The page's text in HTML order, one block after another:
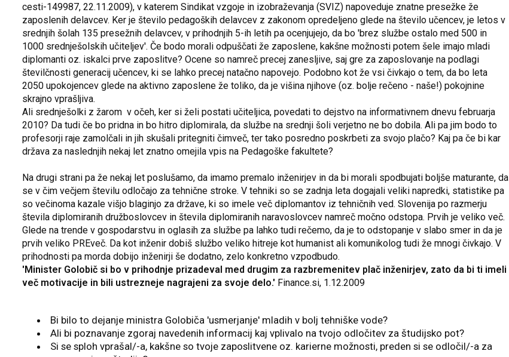
cesti-149987, 22.11.2009), v katerem Sindikat vzgoje in izobraževanja (SVIZ) napoveduje znatne presežke že
zaposlenih delavcev. Ker je število pedagoških delavcev z zakonom opredeljeno glede na število učencev, je letos v
srednjih šolah 135 presežnih delavcev, v prihodnjih 5-ih letih pa ocenjujejo, da bo 'brez službe ostalo med 500 in
1000 srednješolskih učiteljev'. Če bodo morali odpuščati že zaposlene, kakšne možnosti potem šele imajo mladi
diplomanti oz. iskalci prve zaposlitve? Ocene so namreč precej zanesljive, saj gre za zaposlovanje na podlagi
številčnosti generacij učencev, ki se lahko precej natačno napovejo. Podobno kot že vsi čivkajo o tem, da bo leta
2050 upokojencev glede na aktivno zaposlene že toliko, da je višina njihove (oz. bolje rečeno - naše!) pokojnine
skrajno vprašljiva.
Ali srednješolki z žarom v očeh, ker si želi postati učiteljica, povedati to dejstvo na informativnem dnevu februarja
2010? Da tudi če bo pridna in bo hitro diplomirala, da službe na srednji šoli verjetno ne bo dobila. Ali pa jim bodo to
profesorji raje zamolčali in jih skušali pritegniti čimveč, ter tako posredno poskrbeti za svojo plačo? Kaj pa če bi kar
država za naslednjih nekaj let znatno omejila vpis na Pedagoške fakultete?
Na drugi strani pa že nekaj let poslušamo, da imamo premalo inženirjev in da bi morali spodbujati boljše maturante, da
se v čim večjem številu odločajo za tehnične stroke. V tehniki so se zadnja leta dogajali veliki napredki, statistike pa
so večinoma kazale višjo blaginjo za države, ki so imele več diplomantov iz tehničnih ved. Slovenija po razmerju
števila diplomiranih družboslovcev in števila diplomiranih naravoslovcev namreč močno odstopa. Prvih je veliko več.
Glede na trende v gospodarstvu in oglasih za službe pa lahko tudi rečemo, da je to odstopanje v slabo smer in da je
prvih veliko PREveč. Da kot inženir dobiš službo veliko hitreje kot humanist ali komunikolog tudi že mnogi čivkajo. V
prihodnosti pa morda dobijo inženirji še dodatno, zelo konkretno vzpodbudo.
'Minister Golobič si bo v prihodnje prizadeval med drugim za razbremenitev plač inženirjev, zato da bi ti imeli
več motivacije in bili ustrezneje nagrajeni za svoje delo.' Finance.si, 1.12.2009
Bi bilo to dejanje ministra Golobiča 'usmerjanje' mladih v bolj tehniške vode?
Ali bi poznavanje zgoraj navedenih informacij kaj vplivalo na tvojo odločitev za študijsko pot?
Si se sploh vprašal/-a, kakšne so tvoje zaposlitvene oz. karierne možnosti, preden si se odločil/-a za